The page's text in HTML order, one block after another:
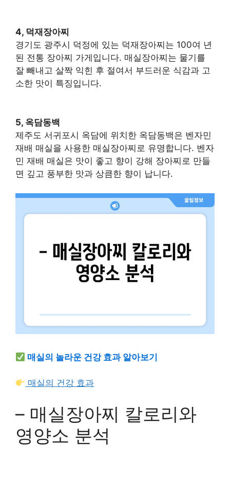
4, 덕재장아찌
경기도 광주시 덕정에 있는 덕재장아찌는 100여 년
된 전통 장아찌 가게입니다. 매실장아찌는 물기를
잘 빼내고 살짝 익힌 후 절여서 부드러운 식감과 고
소한 맛이 특징입니다.
5, 옥담동백
제주도 서귀포시 옥담에 위치한 옥담동백은 벤자민
재배 매실을 사용한 매실장아찌로 유명합니다. 벤자
민 재배 매실은 맛이 좋고 향이 강해 장아찌로 만들
면 깊고 풍부한 맛과 상큼한 향이 납니다.
매실의 놀라운 건강 효과 알아보기
매실의 건강 효과
– 매실장아찌 칼로리와
영양소 분석